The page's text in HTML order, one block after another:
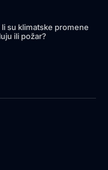
su klimatske promene
ili požar?